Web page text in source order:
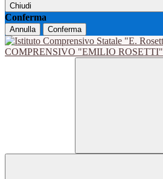
Chiudi
Conferma
Annulla Conferma
COMPRENSIVO "EMILIO ROSETTI"